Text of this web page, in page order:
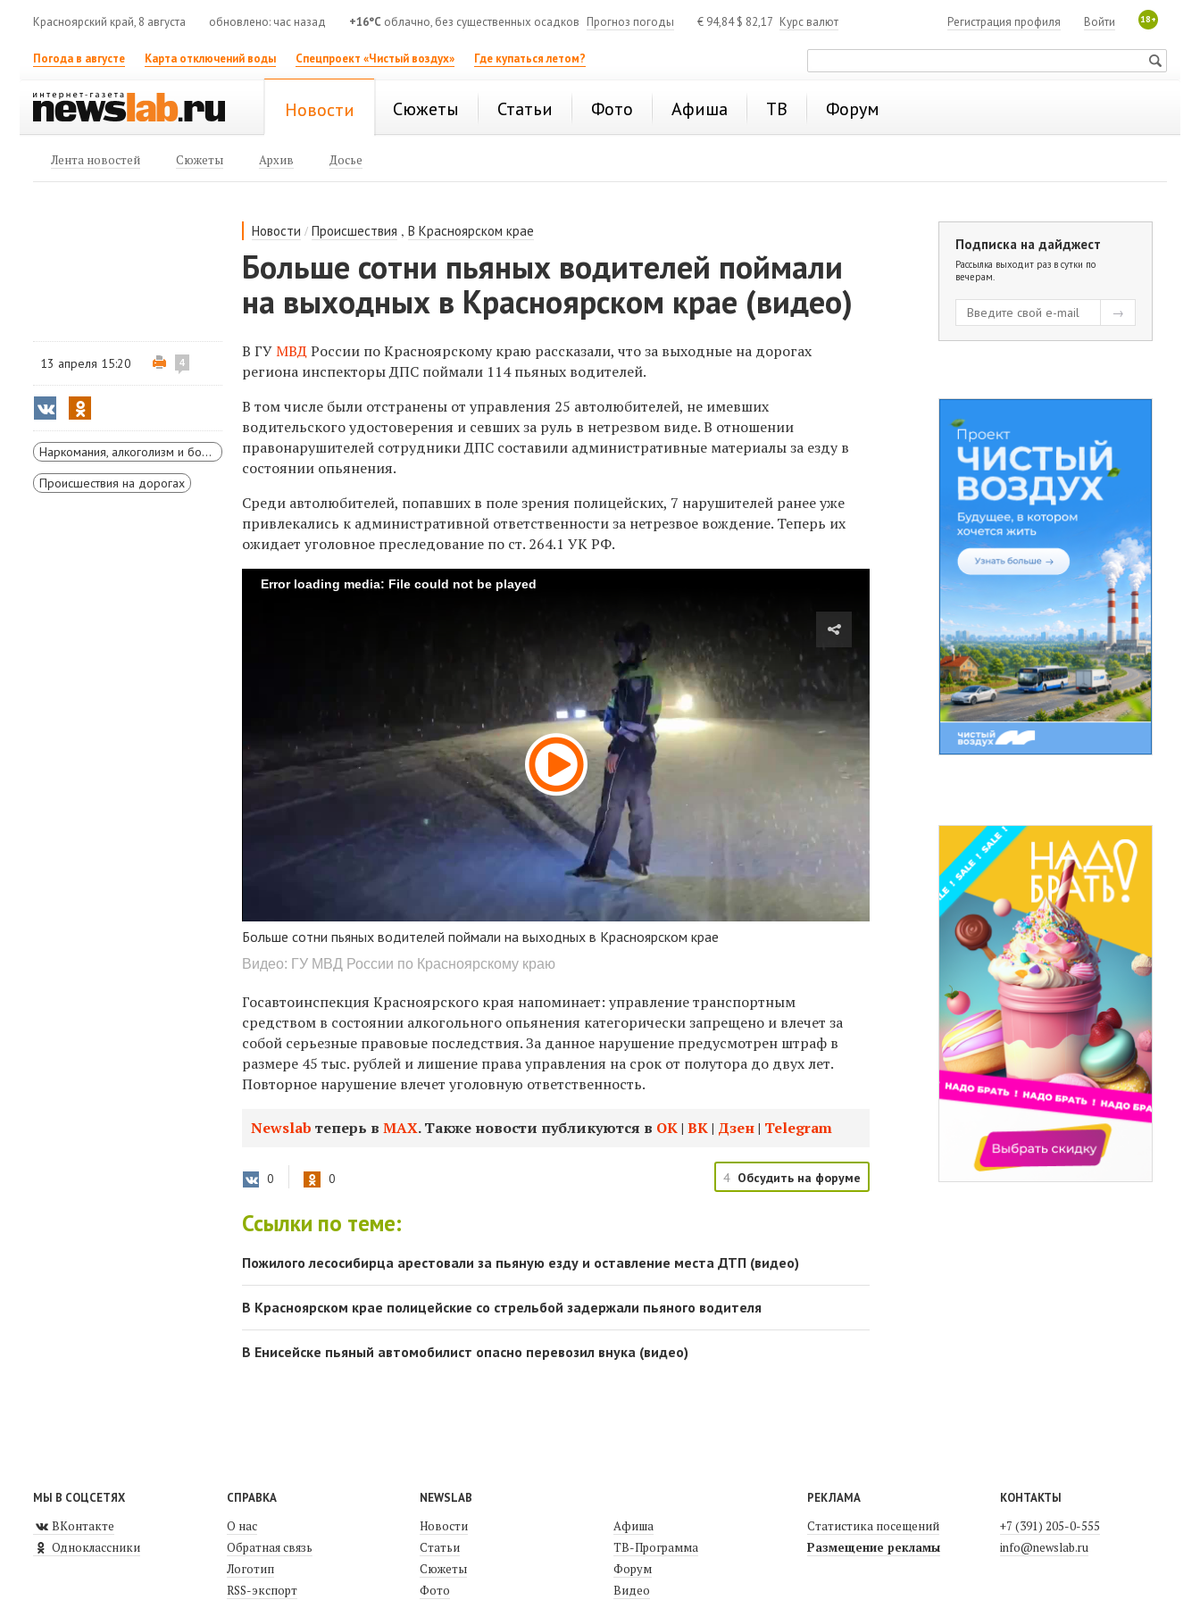
Красноярский край, 8 августа обновлено: час назад +16°C облачно, без существенных осадков Прогноз погоды € 94,84$ 82,17 Курс валют 18+
Войти
Регистрация профиля
Погода в августе Карта отключений воды Спецпроект «Чистый воздух» Где купаться летом?
Новости Сюжеты Статьи Фото Афиша ТВ Форум
Лента новостей Сюжеты Архив Досье
Новости /Происшествия ,В Красноярском крае
Больше сотни пьяных водителей поймали
на выходных в Красноярском крае (видео)
13 апреля 15:20 4
Наркомания, алкоголизм и борьба с ними
Происшествия на дорогах
В ГУМВДРоссии по Красноярскому краю рассказали, что за выходные на дорогах
региона инспекторы ДПС поймали 114 пьяных водителей.
В том числе были отстранены от управления 25 автолюбителей, не имевших
водительского удостоверения и севших за руль в нетрезвом виде. В отношении
правонарушителей сотрудники ДПС составили административные материалы за езду в
состоянии опьянения.
Среди автолюбителей, попавших в поле зрения полицейских, 7 нарушителей ранее уже
привлекались к административной ответственности за нетрезвое вождение. Теперь их
ожидает уголовное преследование по ст. 264.1 УК РФ.
Error loading media: File could not be played
Больше сотни пьяных водителей поймали на выходных в Красноярском крае
Видео: ГУ МВД России по Красноярскому краю
Госавтоинспекция Красноярского края напоминает: управление транспортным
средством в состоянии алкогольного опьянения категорически запрещено и влечет за
собой серьезные правовые последствия. За данное нарушение предусмотрен штраф в
размере 45 тыс. рублей и лишение права управления на срок от полутора до двух лет.
Повторное нарушение влечет уголовную ответственность.
Newslab теперь вМАХ. Также новости публикуются в ОК| ВК| Дзен| Telegram
0 0 4 Обсудить на форуме
Ссылки по теме:
Пожилого лесосибирца арестовали за пьяную езду и оставление места ДТП (видео)
В Красноярском крае полицейские со стрельбой задержали пьяного водителя
В Енисейске пьяный автомобилист опасно перевозил внука (видео)
Подписка на дайджест
Рассылка выходит раз в сутки по
вечерам.
МЫ В СОЦСЕТЯХ
ВКонтакте
Одноклассники
СПРАВКА
О нас
Обратная связь
Логотип
RSS-экспорт
NEWSLAB
Новости
Статьи
Сюжеты
Фото
Афиша
ТВ-Программа
Форум
Видео
РЕКЛАМА
Статистика посещений
Размещение рекламы
КОНТАКТЫ
+7 (391) 205-0-555
info@newslab.ru